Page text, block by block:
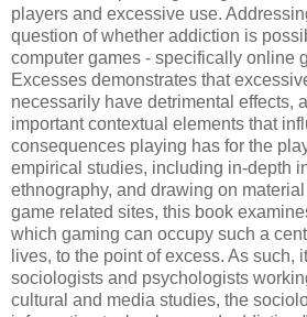
players and excessive use.
question of whether addiction is
computer games - specifically online
Excesses demonstrates that
necessarily have detrimental effects,
important contextual elements that
consequences playing has for the
empirical studies, including in-depth
ethnography, and drawing on material
game related sites, this book
which gaming can occupy such a
lives, to the point of excess. As such,
sociologists and psychologists
cultural and media studies, the